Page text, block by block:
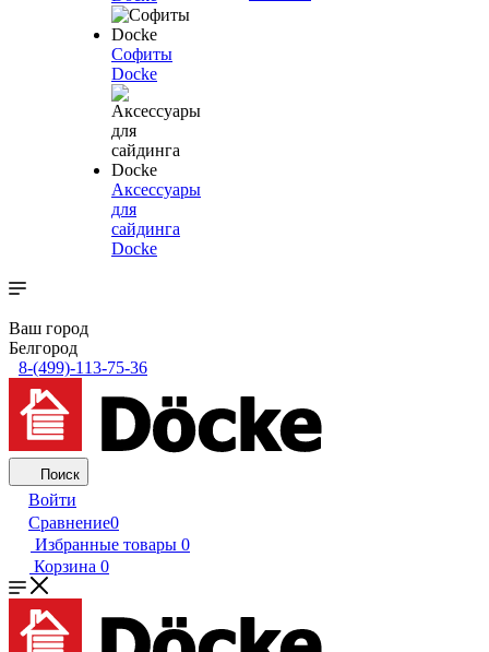
Софиты
Docke
Аксессуары
для
сайдинга
Docke
Ваш город
Белгород
8-(499)-113-75-36
Поиск
Войти
Сравнение0
Избранные товары 0
Корзина 0